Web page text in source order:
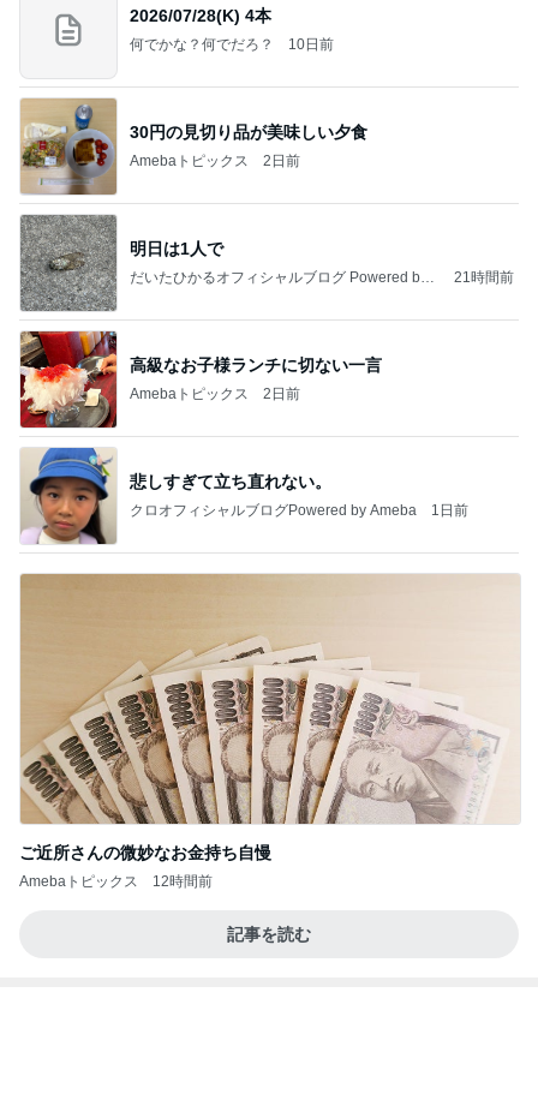
2026/07/28(K) 4本
何でかな？何でだろ？ 10日前
30円の見切り品が美味しい夕食
Amebaトピックス 2日前
明日は1人で
だいたひかるオフィシャルブログ Powered by
21時間前
高級なお子様ランチに切ない一言
Amebaトピックス 2日前
悲しすぎて立ち直れない。
クロオフィシャルブログPowered by Ameba 1日前
ご近所さんの微妙なお金持ち自慢
Amebaトピックス 12時間前
記事を読む